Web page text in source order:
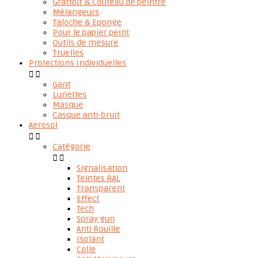
Grattoir & Couteau de peintre
Mélangeurs
Taloche & Eponge
Pour le papier peint
Outils de mesure
Truelles
Protections Individuelles
 
Gant
Lunettes
Masque
Casque anti-bruit
Aerosol
 
Catégorie
 
Signalisation
Teintes RAL
Transparent
Effect
Tech
Spray gun
Anti Rouille
Isolant
Colle